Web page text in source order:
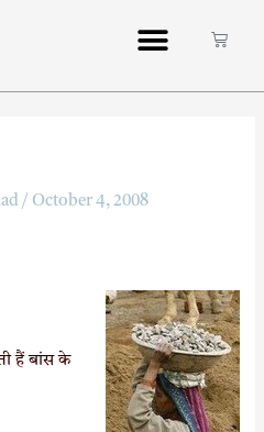
/ October 4, 2008
हैं बांस के